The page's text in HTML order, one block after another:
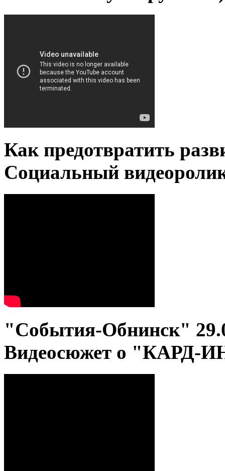
Как предотвратить
Социальный
"События-Обнинск"
Видеосюжет о "КАРД-